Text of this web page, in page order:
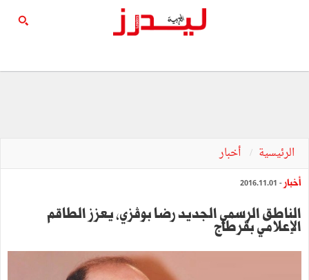
الرئيسية أخبار
أخبار - 2016.11.01
الناطق الرسمي الجديد رضا بوڤزي، يعزز الطاقم
الإعلامي بقرطاج